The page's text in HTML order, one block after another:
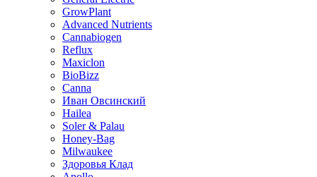
GrowPlant
Advanced Nutrients
Cannabiogen
Reflux
Maxiclon
BioBizz
Canna
Иван Овсинский
Hailea
Soler & Palau
Honey-Bag
Milwaukee
Здоровья Клад